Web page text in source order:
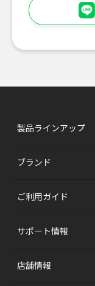
製品ラインアップ
ブランド
ご利用ガイド
サポート情報
店舗情報